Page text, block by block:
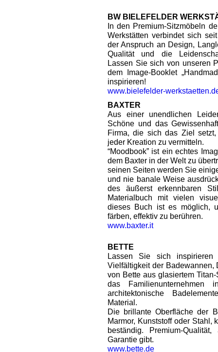
BW BIELEFELDER
In den Premium-Sitzmöbeln
Werkstätten verbindet sich
der Anspruch an Design,
Qualität und die
Lassen Sie sich von unseren
dem Image-Booklet
inspirieren!
www.bielefelder-
BAXTER
Aus einer unendlichen
Schöne und das
Firma, die sich das Ziel
jeder Kreation zu vermitteln.
“Moodbook” ist ein echtes
dem Baxter in der Welt zu
seinen Seiten werden Sie
und nie banale Weise
des äußerst erkennbaren
Materialbuch mit vielen
dieses Buch ist es möglich,
färben, effektiv zu berühren.
www.baxter.it
BETTE
Lassen Sie sich
Vielfältigkeit der Badewannen,
von Bette aus glasiertem
das Familienunternehmen
architektonische
Material.
Die brillante Oberfläche der
Marmor, Kunststoff oder Stahl,
beständig. Premium-
Garantie gibt.
www.bette.de